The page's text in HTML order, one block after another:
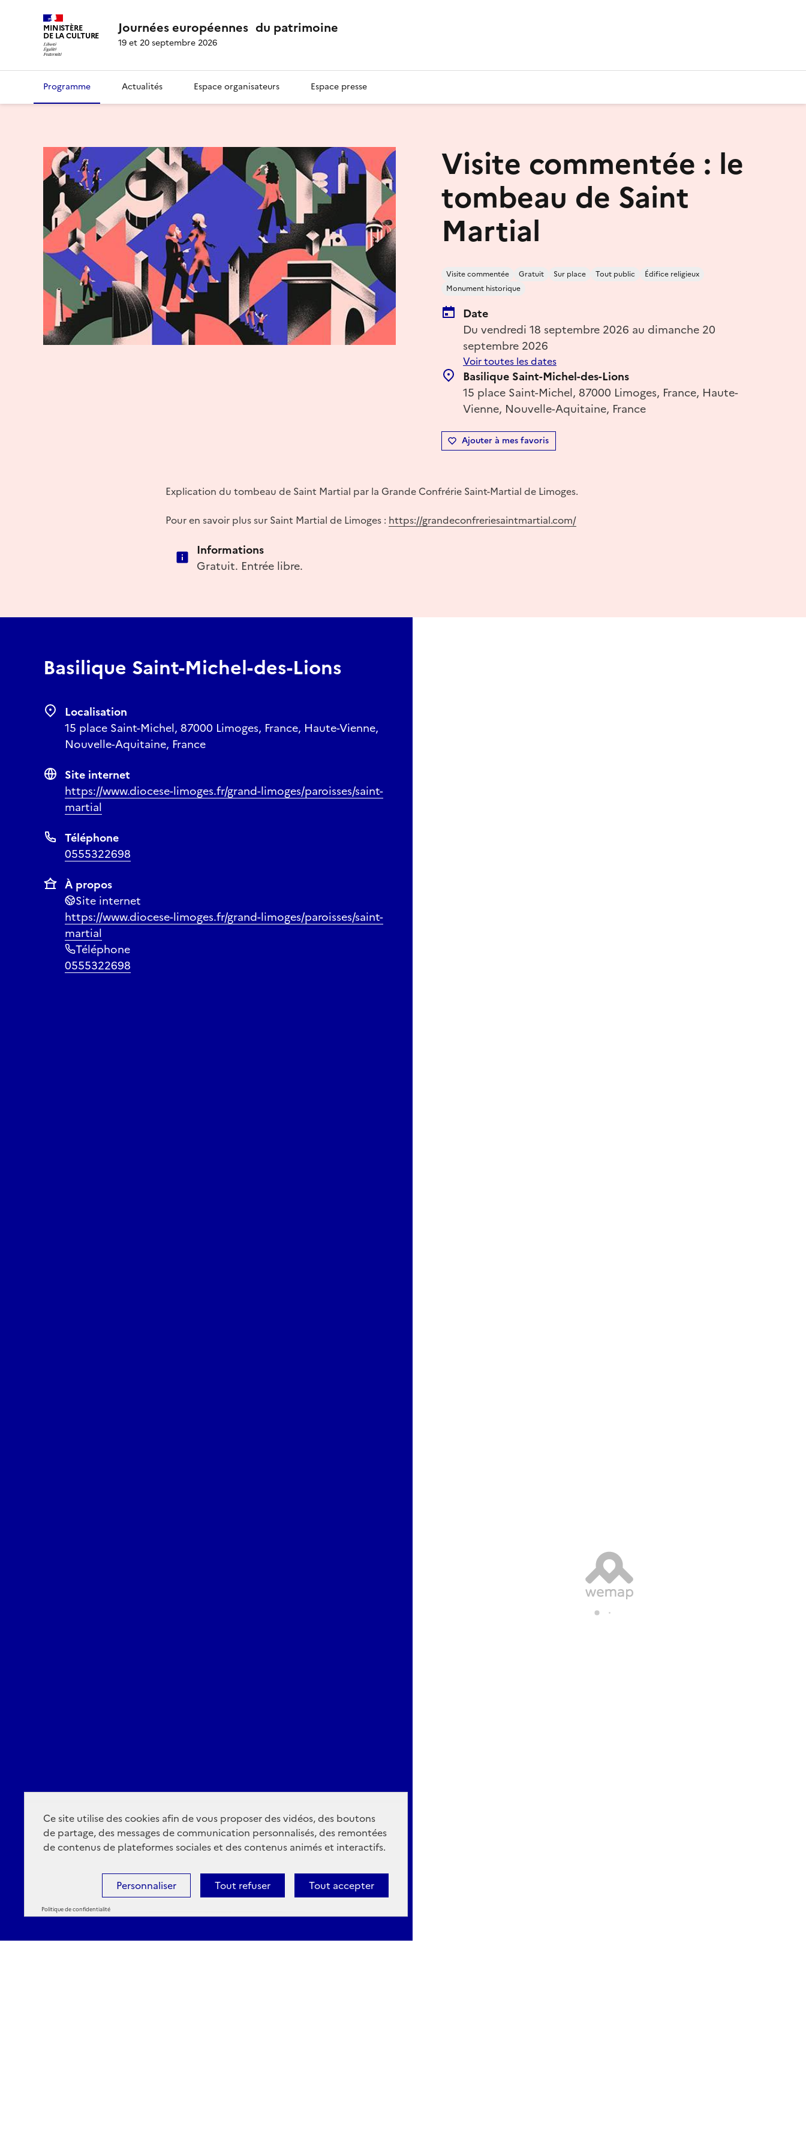
Ce site utilise des cookies afin de vous proposer des vidéos, des boutons
de partage, des messages de communication personnalisés, des remontées
de contenus de plateformes sociales et des contenus animés et interactifs.
Tout accepter
Tout refuser
Personnaliser
Politique de confidentialité
MINISTÈRE
DE LA CULTURE Journées européennes du patrimoine
19 et 20 septembre 2026
Programme Actualités Espace organisateurs Espace presse
Visite commentée : le
tombeau de Saint
Martial
Visite commentée Gratuit Sur place Tout public
Édifice religieux
Monument historique
Date
Du vendredi 18 septembre 2026 au dimanche 20
septembre 2026
Voir toutes les dates
Basilique Saint-Michel-des-Lions
15 place Saint-Michel, 87000 Limoges, France, Haute-
Vienne, Nouvelle-Aquitaine, France
Ajouter à mes favoris
Explication du tombeau de Saint Martial par la Grande Confrérie Saint-Martial de Limoges.
Pour en savoir plus sur Saint Martial de Limoges : https://grandeconfreriesaintmartial.com/
Informations
Gratuit. Entrée libre.
Basilique Saint-Michel-des-Lions
Localisation
15 place Saint-Michel, 87000 Limoges, France, Haute-Vienne,
Nouvelle-Aquitaine, France
Site internet
https://www.diocese-limoges.fr/grand-limoges/paroisses/saint-
martial
Téléphone
0555322698
À propos
Site internet
https://www.diocese-limoges.fr/grand-limoges/paroisses/saint-
martial
Téléphone
0555322698